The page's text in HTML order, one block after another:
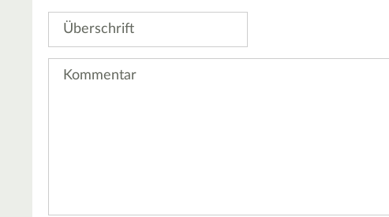
Überschrift